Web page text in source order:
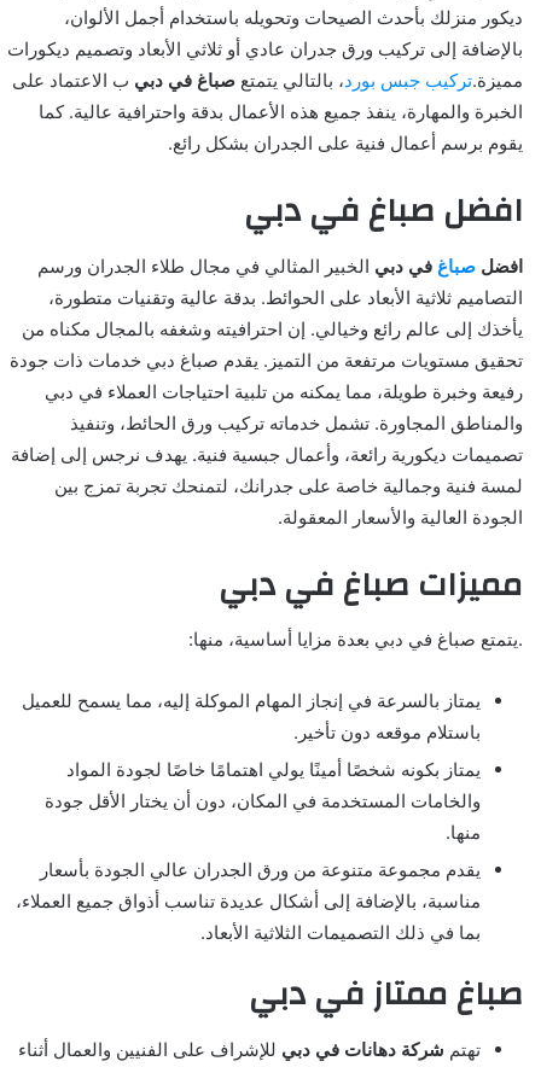
ديكور منزلك بأحدث الصيحات وتحويله باستخدام أجمل الألوان،
بالإضافة إلى تركيب ورق جدران عادي أو ثلاثي الأبعاد وتصميم ديكورات
مميزة.تركيب جبس بورد، بالتالي يتمتع صباغ في دبي ب الاعتماد على
الخبرة والمهارة، ينفذ جميع هذه الأعمال بدقة واحترافية عالية. كما
يقوم برسم أعمال فنية على الجدران بشكل رائع.
افضل صباغ في دبي
افضل صباغ في دبي الخبير المثالي في مجال طلاء الجدران ورسم
التصاميم ثلاثية الأبعاد على الحوائط. بدقة عالية وتقنيات متطورة،
يأخذك إلى عالم رائع وخيالي. إن احترافيته وشغفه بالمجال مكناه من
تحقيق مستويات مرتفعة من التميز. يقدم صباغ دبي خدمات ذات جودة
رفيعة وخبرة طويلة، مما يمكنه من تلبية احتياجات العملاء في دبي
والمناطق المجاورة. تشمل خدماته تركيب ورق الحائط، وتنفيذ
تصميمات ديكورية رائعة، وأعمال جبسية فنية. يهدف نرجس إلى إضافة
لمسة فنية وجمالية خاصة على جدرانك، لتمنحك تجربة تمزج بين
الجودة العالية والأسعار المعقولة.
مميزات صباغ في دبي
.يتمتع صباغ في دبي بعدة مزايا أساسية، منها:
يمتاز بالسرعة في إنجاز المهام الموكلة إليه، مما يسمح للعميل
باستلام موقعه دون تأخير.
يمتاز بكونه شخصًا أمينًا يولي اهتمامًا خاصًا لجودة المواد
والخامات المستخدمة في المكان، دون أن يختار الأقل جودة
منها.
يقدم مجموعة متنوعة من ورق الجدران عالي الجودة بأسعار
مناسبة، بالإضافة إلى أشكال عديدة تناسب أذواق جميع العملاء،
بما في ذلك التصميمات الثلاثية الأبعاد.
صباغ ممتاز في دبي
تهتم شركة دهانات في دبي للإشراف على الفنيين والعمال أثناء